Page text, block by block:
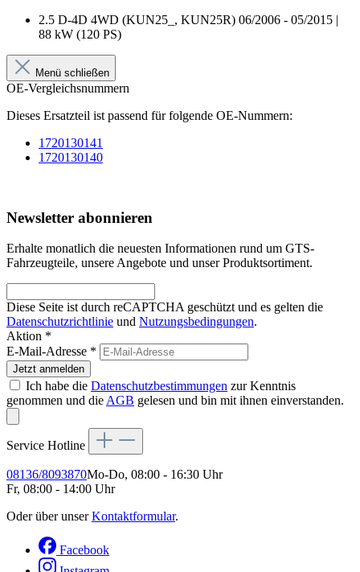
2.5 D-4D 4WD (KUN25_, KUN25R) 06/2006 - 05/2015 |
88 kW (120 PS)
Menü schließen
OE-Vergleichsnummern
Dieses Ersatzteil ist passend für folgende OE-Nummern:
1720130141
1720130140
Newsletter abonnieren
Erhalte monatlich die neuesten Informationen rund um GTS-
Fahrzeugteile, unsere Angebote und unser Produktsortiment.
Diese Seite ist durch reCAPTCHA geschützt und es gelten die
Datenschutzrichtlinie und Nutzungsbedingungen.
Aktion *
E-Mail-Adresse *
Jetzt anmelden
Ich habe die Datenschutzbestimmungen zur Kenntnis
genommen und die AGB gelesen und bin mit ihnen einverstanden.
Service Hotline
08136/8093870Mo-Do, 08:00 - 16:30 Uhr
Fr, 08:00 - 14:00 Uhr
Oder über unserKontaktformular.
Facebook